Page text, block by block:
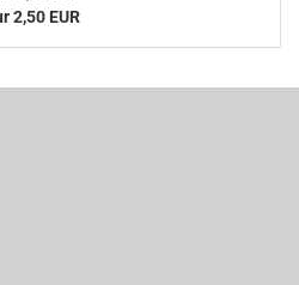
2,50 EUR